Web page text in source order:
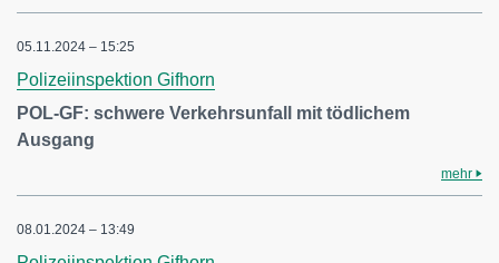
05.11.2024 – 15:25
Polizeiinspektion Gifhorn
POL-GF: schwere Verkehrsunfall mit tödlichem
Ausgang
mehr
08.01.2024 – 13:49